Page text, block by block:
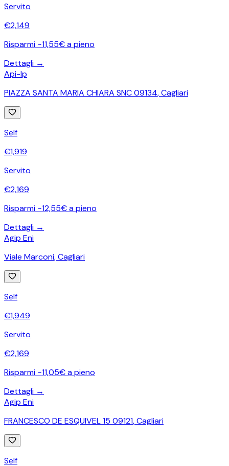
Servito
€2,149
Risparmi ~11,55€ a pieno
Dettagli →
Api-Ip
PIAZZA SANTA MARIA CHIARA SNC 09134,Cagliari
Self
€1,919
Servito
€2,169
Risparmi ~12,55€ a pieno
Dettagli →
Agip Eni
Viale Marconi,Cagliari
Self
€1,949
Servito
€2,169
Risparmi ~11,05€ a pieno
Dettagli →
Agip Eni
FRANCESCO DE ESQUIVEL 15 09121,Cagliari
Self